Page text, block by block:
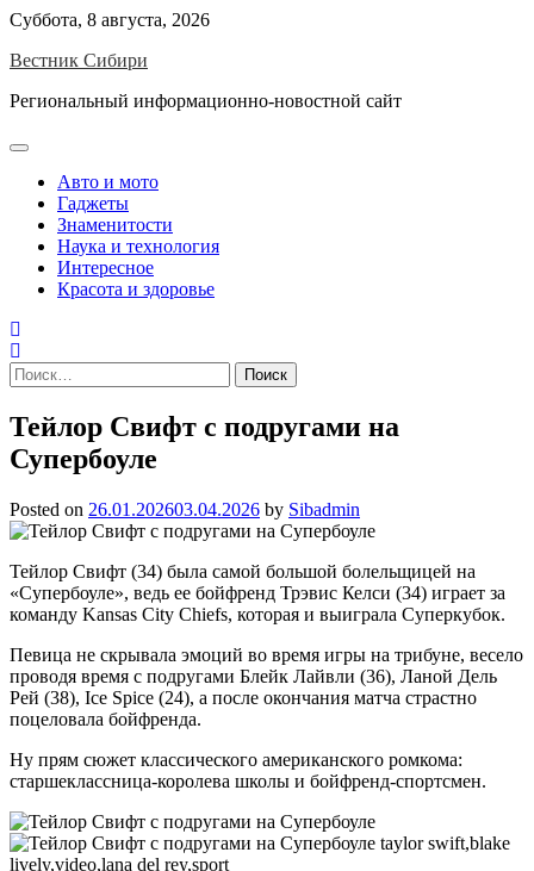
Skip
content
Суббота, 8 августа, 2026
Вестник Сибири
Региональный информационно-новостной сайт
Авто и мото
Гаджеты
Знаменитости
Наука и технология
Интересное
Красота и здоровье
Найти:
Тейлор Свифт с подругами на
Супербоуле
Posted on 26.01.202603.04.2026 by Sibadmin
Тейлор Свифт (34) была самой большой болельщицей на
«Супербоуле», ведь ее бойфренд Трэвис Келси (34) играет за
команду Kansas City Chiefs, которая и выиграла Суперкубок.
Певица не скрывала эмоций во время игры на трибуне, весело
проводя время с подругами Блейк Лайвли (36), Ланой Дель
Рей (38), Ice Spice (24), а после окончания матча страстно
поцеловала бойфренда.
Ну прям сюжет классического американского ромкома:
старшеклассница-королева школы и бойфренд-спортсмен.